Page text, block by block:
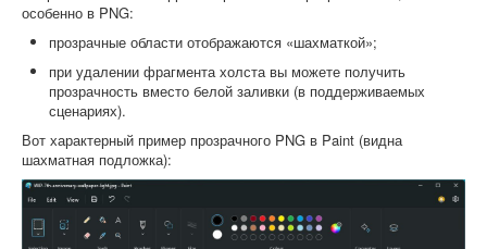
особенно в PNG:
прозрачные области отображаются «шахматкой»;
при удалении фрагмента холста вы можете получить
прозрачность вместо белой заливки (в поддерживаемых
сценариях).
Вот характерный пример прозрачного PNG в Paint (видна
шахматная подложка):